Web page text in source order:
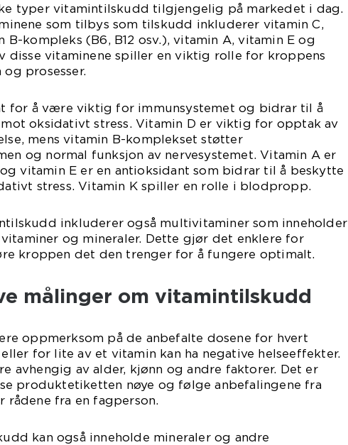
typer vitamintilskudd tilgjengelig på markedet i dag.
som tilbys som tilskudd inkluderer vitamin C,
B-kompleks (B6, B12 osv.), vitamin A, vitamin E og
disse vitaminene spiller en viktig rolle for kroppens
prosesser.
for å være viktig for immunsystemet og bidrar til å
oksidativt stress. Vitamin D er viktig for opptak av
mens vitamin B-komplekset støtter
og normal funksjon av nervesystemet. Vitamin A er
vitamin E er en antioksidant som bidrar til å beskytte
stress. Vitamin K spiller en rolle i blodpropp.
inkluderer også multivitaminer som inneholder
og mineraler. Dette gjør det enklere for
kroppen det den trenger for å fungere optimalt.
målinger om vitamintilskudd
oppmerksom på de anbefalte dosene for hvert
for lite av et vitamin kan ha negative helseeffekter.
avhengig av alder, kjønn og andre faktorer. Det er
produktetiketten nøye og følge anbefalingene fra
rådene fra en fagperson.
kan også inneholde mineraler og andre